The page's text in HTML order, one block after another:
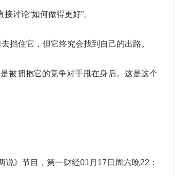
讨论“如何做得更好”。
挡住它，但它终究会找到自己的出路。
被拥抱它的竞争对手甩在身后。这是这个
》节目，第一财经01月17日周六晚22：